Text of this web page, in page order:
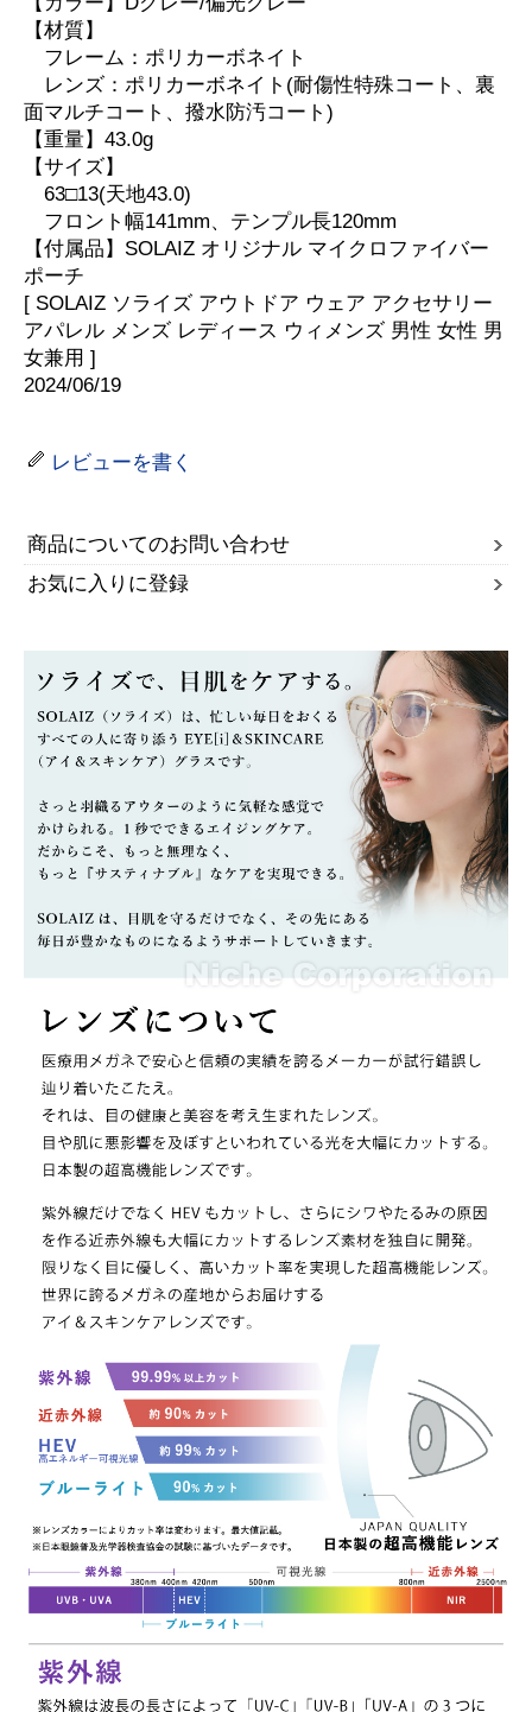
【材質】
フレーム：ポリカーボネイト
レンズ：ポリカーボネイト(耐傷性特殊コート、裏
面マルチコート、撥水防汚コート)
【重量】43.0g
【サイズ】
63□13(天地43.0)
フロント幅141mm、テンプル長120mm
【付属品】SOLAIZ オリジナル マイクロファイバー
ポーチ
[ SOLAIZ ソライズ アウトドア ウェア アクセサリー
アパレル メンズ レディース ウィメンズ 男性 女性 男
女兼用 ]
2024/06/19
レビューを書く
商品についてのお問い合わせ
お気に入りに登録